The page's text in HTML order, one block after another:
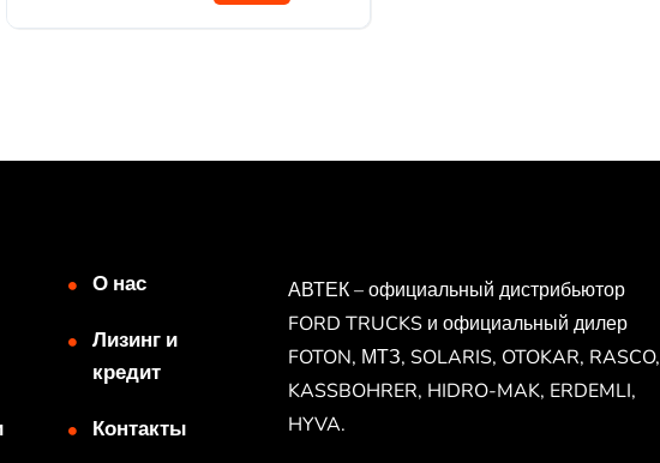
О нас
Лизинг и
кредит
Контакты
АВТЕК – официальный дистрибьютор
FORD TRUCKS и официальный дилер
FOTON, МТЗ, SOLARIS, OTOKAR, RASCO,
KASSBOHRER, HIDRO-MAK, ERDEMLI,
HYVA.